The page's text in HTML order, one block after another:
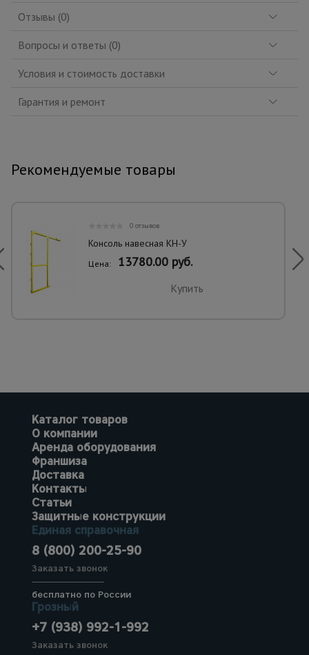
Отзывы (0)
Вопросы и ответы (0)
Условия и стоимость доставки
Гарантия и ремонт
Рекомендуемые товары
0 отзывов
Консоль навесная КН-У
Цена: 13780.00 руб.
Купить
Каталог товаров
О компании
Аренда оборудования
Франшиза
Доставка
Контакты
Статьи
Защитные конструкции
Единая справочная
8 (800) 200-25-90
Заказать звонок
бесплатно по России
Грозный
+7 (938) 992-1-992
Заказать звонок